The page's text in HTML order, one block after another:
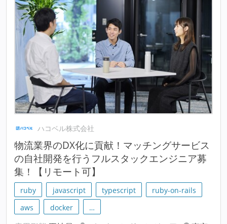
ハコベル株式会社
物流業界のDX化に貢献！マッチングサービス
の自社開発を行うフルスタックエンジニア募
集！【リモート可】
ruby javascript typescript
ruby-on-rails
aws
docker …